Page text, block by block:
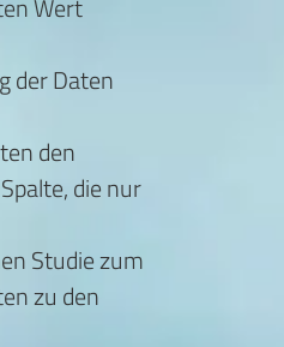
Wert
der Daten
den
die nur
Studie zum
zu den